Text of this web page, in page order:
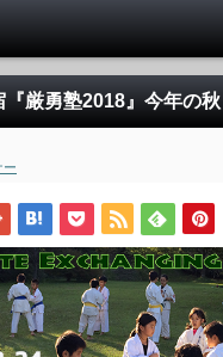
厳勇塾2018』今年の秋
ー